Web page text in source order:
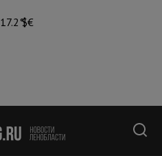
17.2°$€